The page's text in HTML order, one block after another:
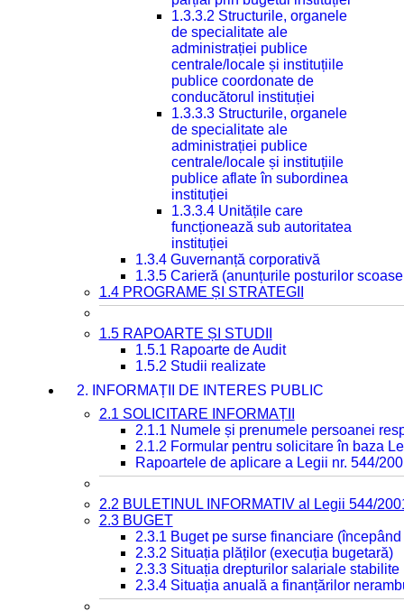
1.3.3.2 Structurile, organele
de specialitate ale
administrației publice
centrale/locale și instituțiile
publice coordonate de
conducătorul instituției
1.3.3.3 Structurile, organele
de specialitate ale
administrației publice
centrale/locale și instituțiile
publice aflate în subordinea
instituției
1.3.3.4 Unitățile care
funcționează sub autoritatea
instituției
1.3.4 Guvernanță corporativă
1.3.5 Carieră (anunțurile posturilor
1.4 PROGRAME ȘI STRATEGII
1.5 RAPOARTE ȘI STUDII
1.5.1 Rapoarte de Audit
1.5.2 Studii realizate
2. INFORMAȚII DE INTERES PUBLIC
2.1 SOLICITARE INFORMAȚII
2.1.1 Numele și prenumele persoanei
2.1.2 Formular pentru solicitare în baza
Rapoartele de aplicare a Legii nr. 544/
2.2 BULETINUL INFORMATIV al Legii 544/
2.3 BUGET
2.3.1 Buget pe surse financiare
2.3.2 Situația plăților (execuția bugetară)
2.3.3 Situația drepturilor salariale
2.3.4 Situația anuală a finanțărilor